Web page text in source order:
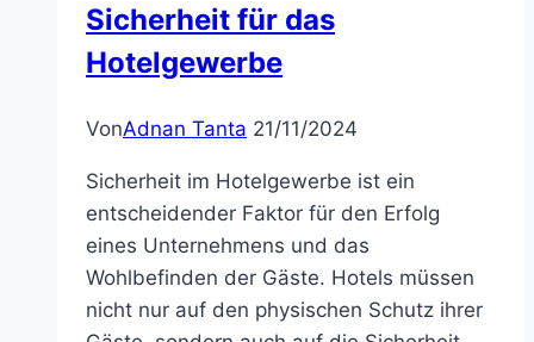
Sicherheit für das
Hotelgewerbe
VonAdnan Tanta 21/11/2024
Sicherheit im Hotelgewerbe ist ein
entscheidender Faktor für den Erfolg
eines Unternehmens und das
Wohlbefinden der Gäste. Hotels müssen
nicht nur auf den physischen Schutz ihrer